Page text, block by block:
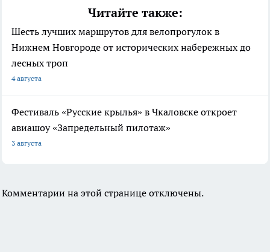
Читайте также:
Шесть лучших маршрутов для велопрогулок в
Нижнем Новгороде от исторических набережных до
лесных троп
4 августа
Фестиваль «Русские крылья» в Чкаловске откроет
авиашоу «Запредельный пилотаж»
3 августа
Комментарии на этой странице отключены.